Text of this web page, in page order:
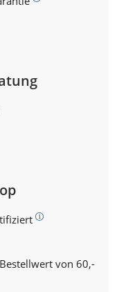
von 60,-